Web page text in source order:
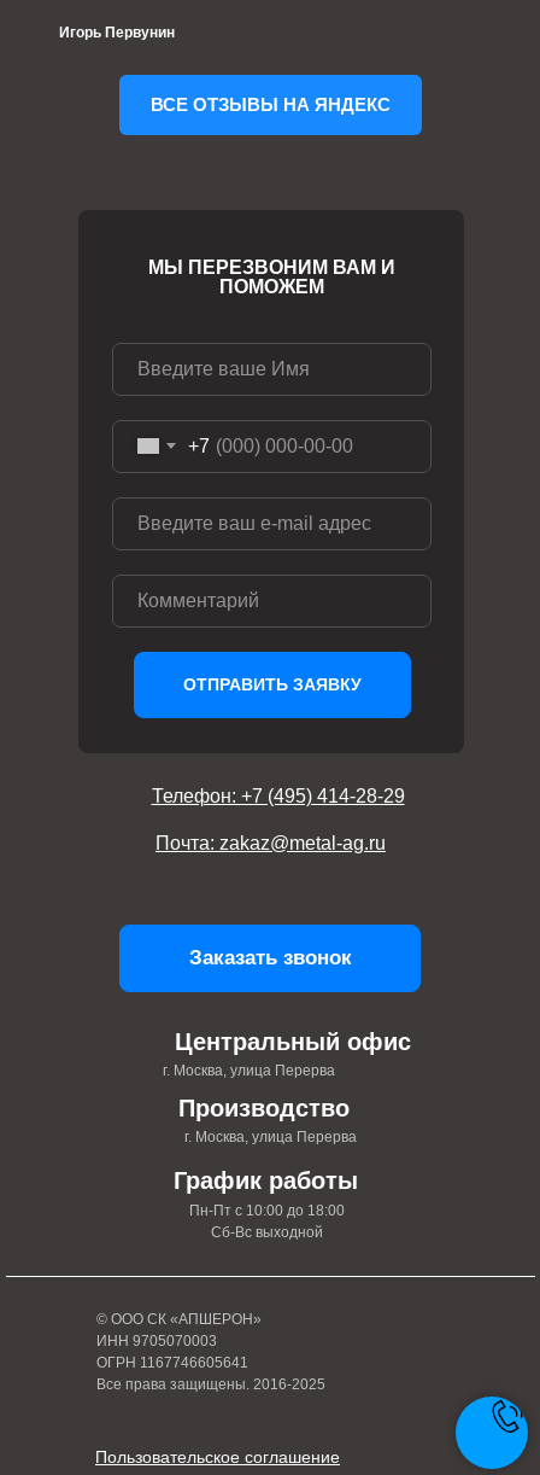
Игорь Первунин
ВСЕ ОТЗЫВЫ НА ЯНДЕКС
© ООО СК «АПШЕРОН»
ИНН 9705070003
ОГРН 1167746605641
Все права защищены. 2016-2025
Пользовательское соглашение
+7
ОТПРАВИТЬ ЗАЯВКУ
МЫ ПЕРЕЗВОНИМ ВАМ И
ПОМОЖЕМ
Центральный офис
г. Москва, улица Перерва
График работы
Пн-Пт с 10:00 до 18:00
Сб-Вс выходной
Производство
г. Москва, улица Перерва
Телефон: +7 (495) 414-28-29
Почта: zakaz@metal-ag.ru
Заказать звонок